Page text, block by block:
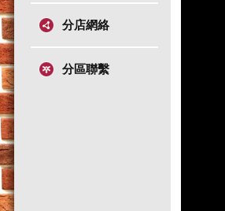
分店網絡
分區聯繫